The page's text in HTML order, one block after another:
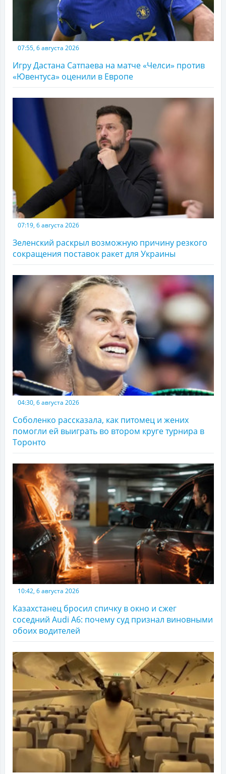
07:55, 6 августа 2026
Игру Дастана Сатпаева на матче «Челси» против
«Ювентуса» оценили в Европе
07:19, 6 августа 2026
Зеленский раскрыл возможную причину резкого
сокращения поставок ракет для Украины
04:30, 6 августа 2026
Соболенко рассказала, как питомец и жених
помогли ей выиграть во втором круге турнира в
Торонто
10:42, 6 августа 2026
Казахстанец бросил спичку в окно и сжег
соседний Audi A6: почему суд признал виновными
обоих водителей